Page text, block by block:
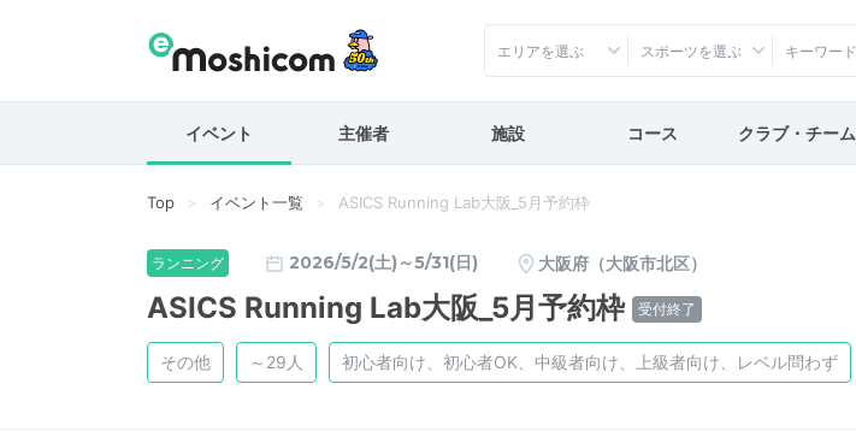
エリアを選ぶ スポーツを選ぶ
イベント 主催者 施設 コース クラブ・チーム
Top イベント一覧 ASICS Running Lab大阪_5月予約枠
ランニング 2026/5/2(土)～5/31(日) 大阪府（大阪市北区）
ASICS Running Lab大阪_5月予約枠 受付終了
その他 ～29人 初心者向け、初心者OK、中級者向け、上級者向け、レベル問わず